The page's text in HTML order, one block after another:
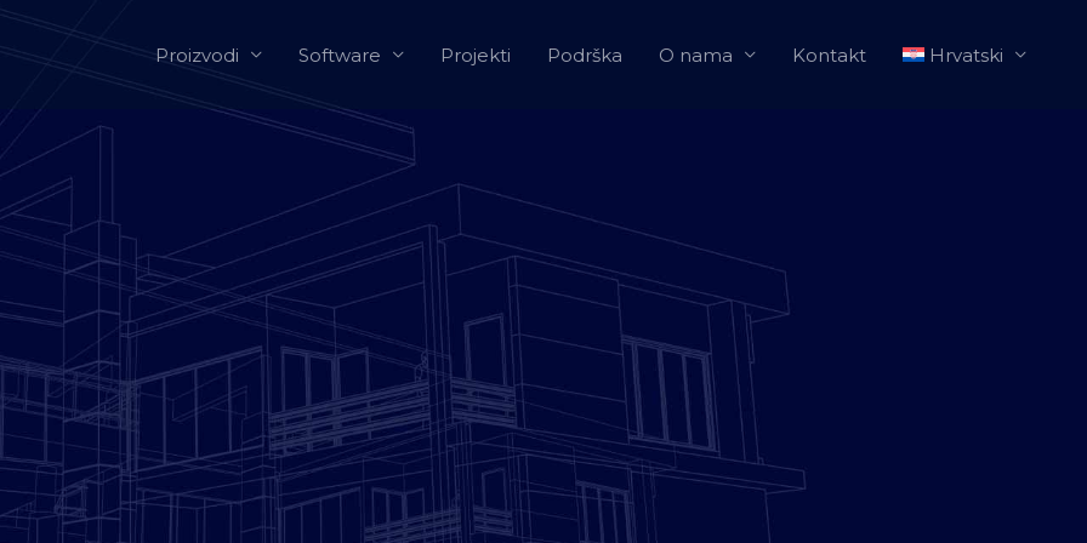
Proizvodi Software Projekti Podrška O nama Kontakt Hrvatski